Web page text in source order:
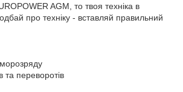
AGM, то твоя техніка в
про техніку - вставляй правильний
та переворотів